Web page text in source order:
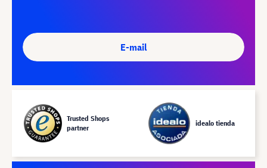
E-mail
Trusted Shops
partner
idealo tienda